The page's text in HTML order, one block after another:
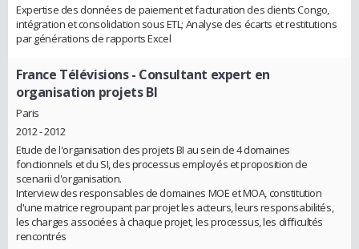
Expertise des données de paiement et facturation des clients Congo,
intégration et consolidation sous ETL; Analyse des écarts et restitutions
par générations de rapports Excel
France Télévisions- Consultant expert en
organisation projets BI
Paris
2012 - 2012
Etude de l'organisation des projets BI au sein de 4 domaines
fonctionnels et du SI, des processus employés et proposition de
scenarii d'organisation.
Interview des responsables de domaines MOE et MOA, constitution
d'une matrice regroupant par projet les acteurs, leurs responsabilités,
les charges associées à chaque projet, les processus, les difficultés
rencontrés